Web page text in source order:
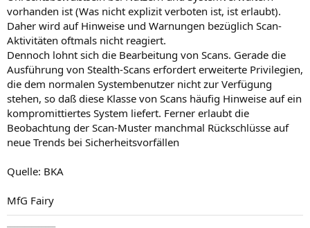
vorhanden ist (Was nicht explizit verboten ist, ist erlaubt).
Daher wird auf Hinweise und Warnungen bezüglich Scan-
Aktivitäten oftmals nicht reagiert.
Dennoch lohnt sich die Bearbeitung von Scans. Gerade die
Ausführung von Stealth-Scans erfordert erweiterte Privilegien,
die dem normalen Systembenutzer nicht zur Verfügung
stehen, so daß diese Klasse von Scans häufig Hinweise auf ein
kompromittiertes System liefert. Ferner erlaubt die
Beobachtung der Scan-Muster manchmal Rückschlüsse auf
neue Trends bei Sicherheitsvorfällen
Quelle: BKA
MfG Fairy